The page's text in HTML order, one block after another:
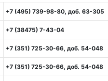
+7 (495) 739-98-80, доб. 63-305
+7 (38475) 7-43-04
+7 (351) 725-30-66, доб. 54-048
+7 (351) 725-30-66, доб. 54-048